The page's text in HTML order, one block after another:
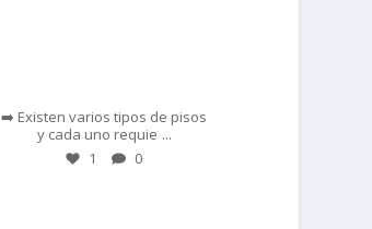
➡️ Existen varios tipos de pisos
y cada uno requie ...
1 0